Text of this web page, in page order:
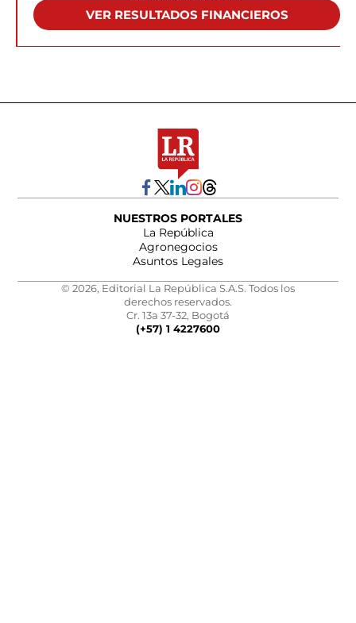
VER RESULTADOS FINANCIEROS
NUESTROS PORTALES
La República
Agronegocios
Asuntos Legales
© 2026, Editorial La República S.A.S. Todos los
derechos reservados.
Cr. 13a 37-32, Bogotá
(+57) 1 4227600